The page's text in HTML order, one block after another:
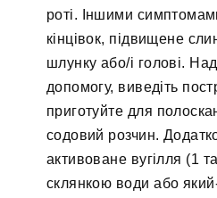
роті. Іншими
кінцівок, підвищене
шлунку або/і голові.
допомогу, виведіть
приготуйте для
содовий розчин.
активоване вугілля (1
склянкою води або